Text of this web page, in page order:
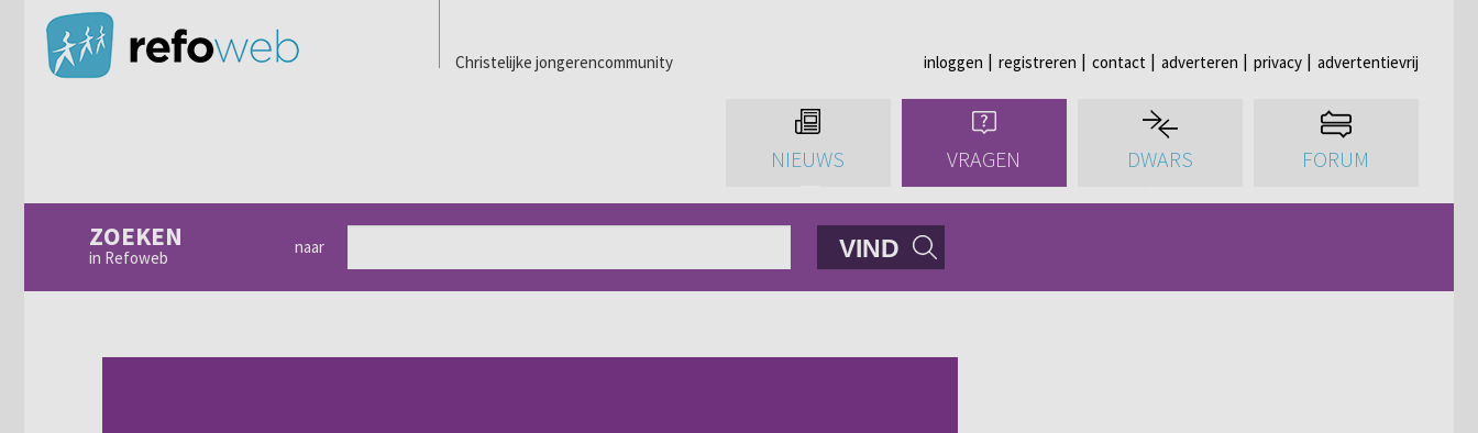
Christelijke jongerencommunity inloggen registreren contact adverteren privacy advertentievrij
NIEUWS VRAGEN DWARS FORUM
ZOEKEN
in Refoweb
naar VIND